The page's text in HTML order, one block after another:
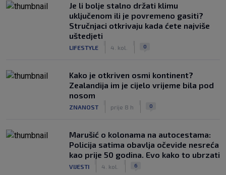
Je li bolje stalno držati klimu
uključenom ili je povremeno gasiti?
Stručnjaci otkrivaju kada ćete najviše
uštedjeti
LIFESTYLE 4. kol. 0
Kako je otkriven osmi kontinent?
Zealandija im je cijelo vrijeme bila pod
nosom
ZNANOST prije 8 h 0
Marušić o kolonama na autocestama:
Policija satima obavlja očevide nesreća
kao prije 50 godina. Evo kako to ubrzati
VIJESTI 4. kol. 6